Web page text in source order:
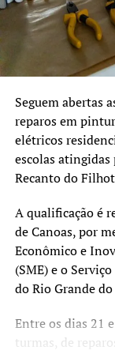
eficácia e
a
Cada
pelo
para
que
Obras vão
Seguem abertas
reparos em
elétricos
escolas atingidas
Recanto do
A qualificação é
de Canoas, por
Econômico e
(SME) e o
do Rio Grande
Entre os dias 21
turmas, de